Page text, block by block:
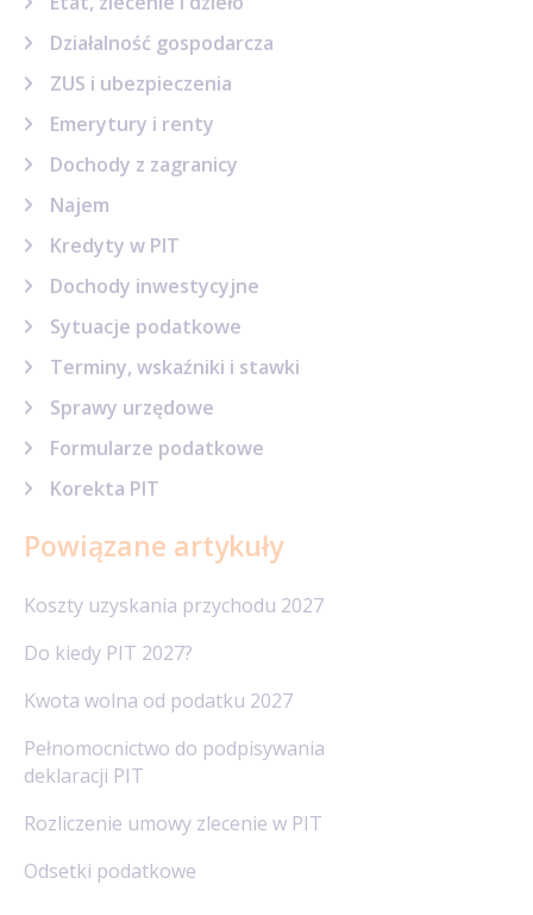
nadwyżki ponad 120 000 zł dochodu).
Działalność gospodarcza
ZUS i ubezpieczenia
Emerytury i renty
Dochody z zagranicy
Najem
Kredyty w PIT
Dochody inwestycyjne
Sytuacje podatkowe
Terminy, wskaźniki i stawki
Sprawy urzędowe
Formularze podatkowe
Korekta PIT
Powiązane artykuły
Koszty uzyskania przychodu 2027
Do kiedy PIT 2027?
Kwota wolna od podatku 2027
Pełnomocnictwo do podpisywania
deklaracji PIT
Rozliczenie umowy zlecenie w PIT
Odsetki podatkowe